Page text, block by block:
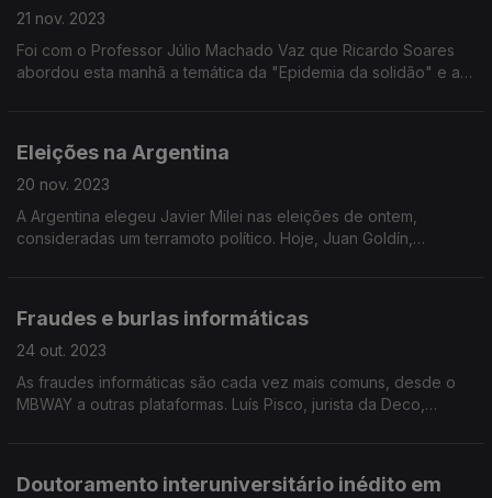
21 nov. 2023
Foi com o Professor Júlio Machado Vaz que Ricardo Soares
abordou esta manhã a temática da "Epidemia da solidão" e a
Eleições na Argentina
20 nov. 2023
A Argentina elegeu Javier Milei nas eleições de ontem,
consideradas um terramoto político. Hoje, Juan Goldín,
Fraudes e burlas informáticas
24 out. 2023
As fraudes informáticas são cada vez mais comuns, desde o
MBWAY a outras plataformas. Luís Pisco, jurista da Deco,
Doutoramento interuniversitário inédito em